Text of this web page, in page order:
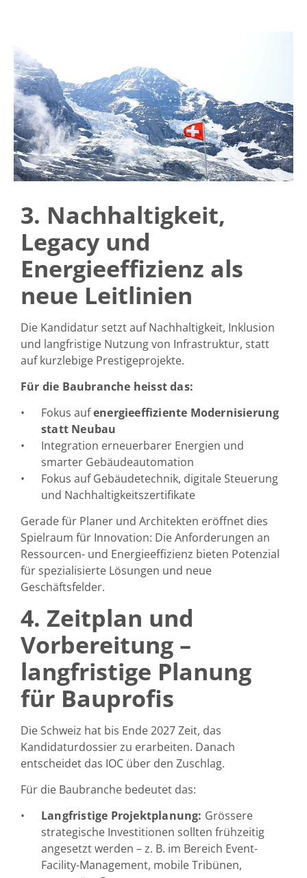
3. Nachhaltigkeit,
Legacy und
Energieeffizienz als
neue Leitlinien
Die Kandidatur setzt auf Nachhaltigkeit, Inklusion
und langfristige Nutzung von Infrastruktur, statt
auf kurzlebige Prestigeprojekte.
Für die Baubranche heisst das:
Fokus aufenergieeffiziente Modernisierung
statt Neubau
Integration erneuerbarer Energien und
smarter Gebäudeautomation
Fokus auf Gebäudetechnik, digitale Steuerung
und Nachhaltigkeitszertifikate
Gerade für Planer und Architekten eröffnet dies
Spielraum für Innovation: Die Anforderungen an
Ressourcen- und Energieeffizienz bieten Potenzial
für spezialisierte Lösungen und neue
Geschäftsfelder.
4. Zeitplan und
Vorbereitung –
langfristige Planung
für Bauprofis
Die Schweiz hat bis Ende 2027 Zeit, das
Kandidaturdossier zu erarbeiten. Danach
entscheidet das IOC über den Zuschlag.
Für die Baubranche bedeutet das:
Langfristige Projektplanung: Grössere
strategische Investitionen sollten frühzeitig
angesetzt werden – z. B. im Bereich Event-
Facility-Management, mobile Tribünen,